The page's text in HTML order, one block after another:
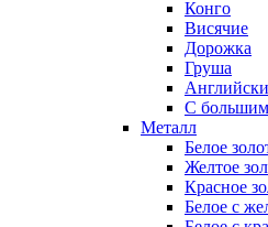
Конго
Висячие
Дорожка
Груша
С
Металл
Белое
Желтое
Красное
Белое с